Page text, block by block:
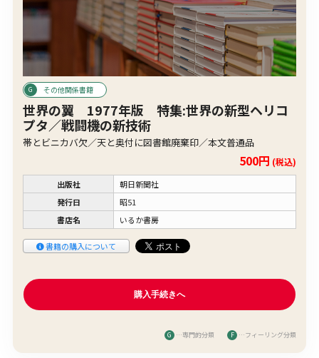
その他関係書籍
世界の翼 1977年版 特集:世界の新型ヘリコ
プタ／戦闘機の新技術
帯とビニカバ欠／天と奥付に図書館廃棄印／本文普通品
500円 (税込)
出版社
朝日新聞社
発行日
昭51
書店名
いるか書房
書籍の購入について
G …専門的分類 F …フィーリング分類